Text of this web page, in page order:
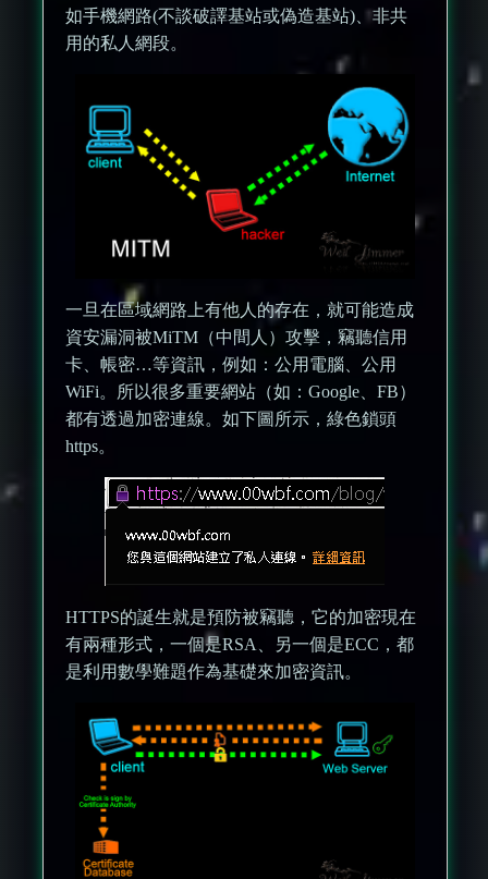
如手機網路(不談破譯基站或偽造基站)、非共
用的私人網段。
一旦在區域網路上有他人的存在，就可能造成
資安漏洞被MiTM（中間人）攻擊，竊聽信用
卡、帳密…等資訊，例如：公用電腦、公用
WiFi。所以很多重要網站（如：Google、FB）
都有透過加密連線。如下圖所示，綠色鎖頭
https。
HTTPS的誕生就是預防被竊聽，它的加密現在
有兩種形式，一個是RSA、另一個是ECC，都
是利用數學難題作為基礎來加密資訊。